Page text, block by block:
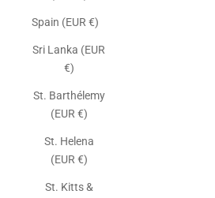
Spain (EUR €)
Sri Lanka (EUR
€)
St. Barthélemy
(EUR €)
St. Helena
(EUR €)
St. Kitts &